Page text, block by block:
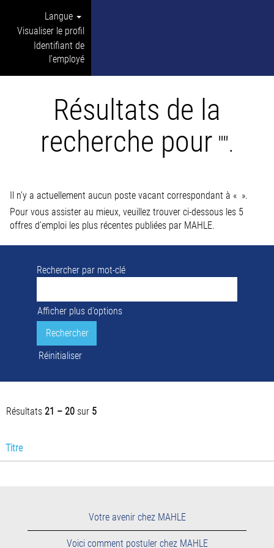
Langue
Visualiser le profil
Identifiant de
l’employé
Résultats de la
recherche pour "".
Il n’y a actuellement aucun poste vacant correspondant à « ».
Pour vous assister au mieux, veuillez trouver ci-dessous les 5
offres d’emploi les plus récentes publiées par MAHLE.
Rechercher par mot-clé
Afficher plus d’options
Réinitialiser
Résultats 21 – 20 sur 5
Titre
Votre avenir chez MAHLE
Voici comment postuler chez MAHLE